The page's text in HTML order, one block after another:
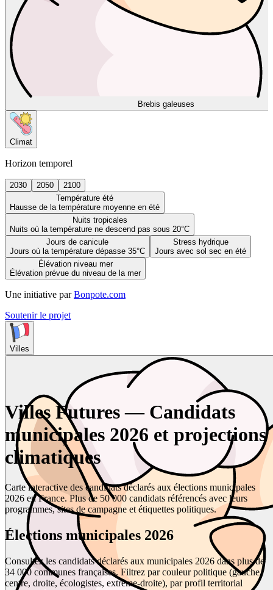
Brebis galeuses
Climat
Horizon temporel
2030 2050
2100
Température été
Hausse de la température moyenne en été
Nuits tropicales
Nuits où la température ne descend pas sous 20°C
Jours de canicule
Jours où la température dépasse 35°C
Stress hydrique
Jours avec sol sec en été
Élévation niveau mer
Élévation prévue du niveau de la mer
Une initiative par Bonpote.com
Soutenir le projet
Villes
Villes Futures — Candidats
municipales 2026 et projections
climatiques
Carte interactive des candidats déclarés aux élections municipales
2026 en France. Plus de 50 000 candidats référencés avec leurs
programmes, sites de campagne et étiquettes politiques.
Élections municipales 2026
Consultez les candidats déclarés aux municipales 2026 dans plus de
34 000 communes françaises. Filtrez par couleur politique (gauche,
centre, droite, écologistes, extrême-droite), par profil territorial